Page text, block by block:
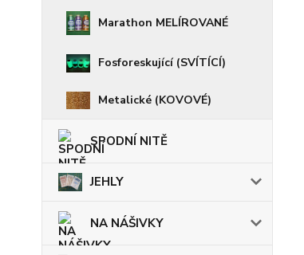
Marathon MELÍROVANÉ
Fosforeskující (SVÍTÍCÍ)
Metalické (KOVOVÉ)
SPODNÍ NITĚ
JEHLY
NA NÁŠIVKY